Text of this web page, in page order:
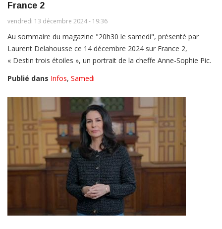
France 2
vendredi 13 décembre 2024 - 19:36
Au sommaire du magazine "20h30 le samedi", présenté par
Laurent Delahousse ce 14 décembre 2024 sur France 2,
« Destin trois étoiles », un portrait de la cheffe Anne-Sophie Pic.
Publié dans Infos, Samedi